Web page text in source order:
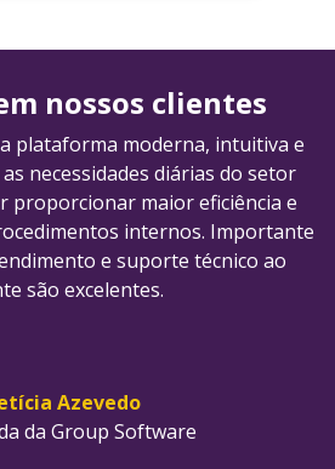
nossos clientes
plataforma moderna, intuitiva e
necessidades diárias do setor
proporcionar maior eficiência e
internos. Importante
e suporte técnico ao
são excelentes.
Azevedo
da Group Software